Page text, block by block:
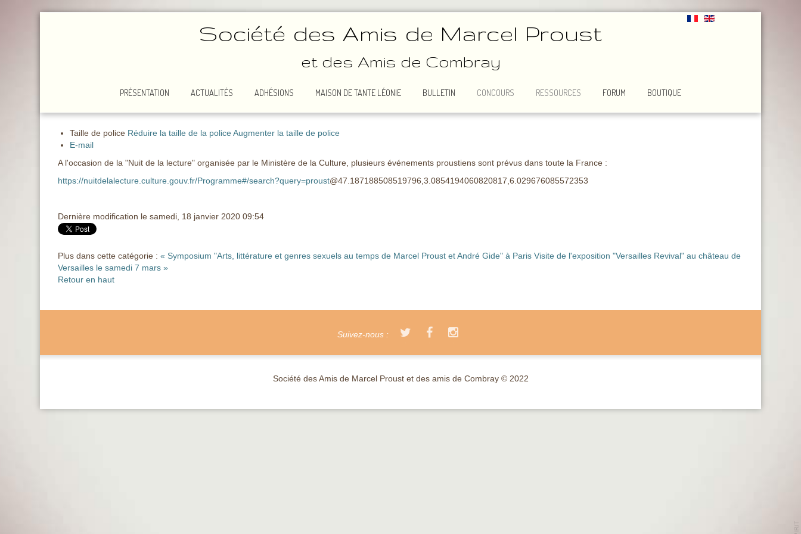
Société des Amis de Marcel Proust
et des Amis de Combray
PRÉSENTATION ACTUALITÉS ADHÉSIONS MAISON DE TANTE LÉONIE BULLETIN CONCOURS RESSOURCES FORUM BOUTIQUE
Taille de police Réduire la taille de la police Augmenter la taille de police
E-mail
A l'occasion de la "Nuit de la lecture" organisée par le Ministère de la Culture, plusieurs événements proustiens sont prévus dans toute la France :
https://nuitdelalecture.culture.gouv.fr/Programme#/search?query=proust@47.187188508519796,3.0854194060820817,6.029676085572353
Dernière modification le samedi, 18 janvier 2020 09:54
Plus dans cette catégorie :« Symposium "Arts, littérature et genres sexuels au temps de Marcel Proust et André Gide" à Paris Visite de l'exposition "Versailles Revival" au château de
Versailles le samedi 7 mars »
Retour en haut
Suivez-nous :
Société des Amis de Marcel Proust et des amis de Combray © 2022